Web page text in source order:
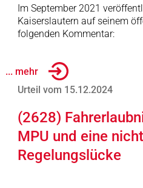
Im September 2021
Kaiserslautern auf seinem
folgenden Kommentar:
... mehr
Urteil vom 15.12.2024
(2628)
MPU und eine
Regelungslücke